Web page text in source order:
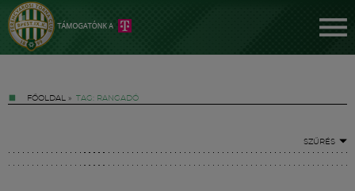
FŐOLDAL » TAG: RANGADÓ
SZŰRÉS